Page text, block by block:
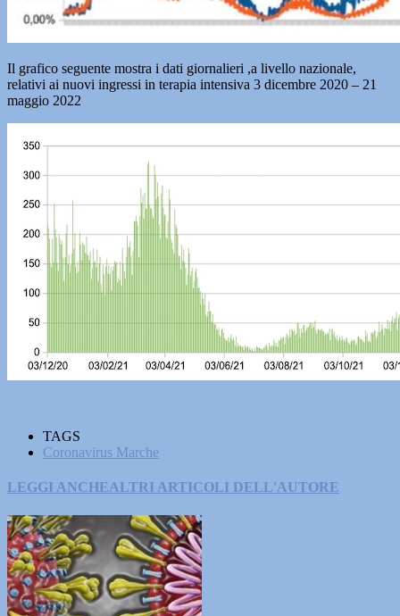
Il grafico seguente mostra i dati giornalieri ,a livello nazionale,
relativi ai nuovi ingressi in terapia intensiva 3 dicembre 2020 – 21
maggio 2022
TAGS
Coronavirus Marche
LEGGI ANCHEALTRI ARTICOLI DELL'AUTORE